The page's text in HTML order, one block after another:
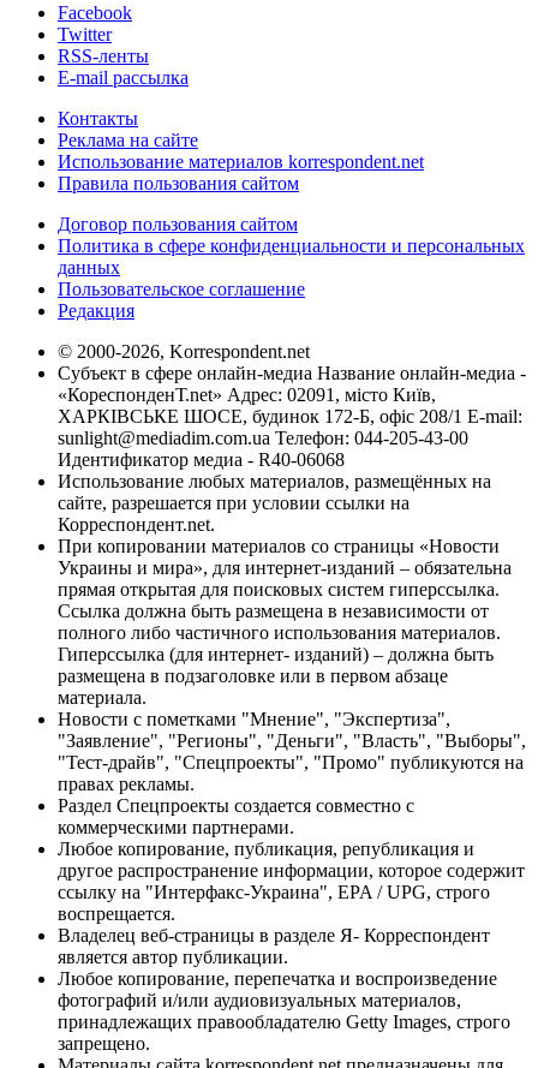
Facebook
Twitter
RSS-ленты
E-mail рассылка
Контакты
Реклама на сайте
Использование материалов korrespondent.net
Правила пользования сайтом
Договор пользования сайтом
Политика в сфере конфиденциальности и персональных
данных
Пользовательское соглашение
Редакция
© 2000-2026, Korrespondent.net
Субъект в сфере онлайн-медиа Название онлайн-медиа -
«КореспонденТ.net» Адрес: 02091, місто Київ,
ХАРКІВСЬКЕ ШОСЕ, будинок 172-Б, офіс 208/1 E-mail:
sunlight@mediadim.com.ua Телефон: 044-205-43-00
Идентификатор медиа - R40-06068
Использование любых материалов, размещённых на
сайте, разрешается при условии ссылки на
Корреспондент.net.
При копировании материалов со страницы «Новости
Украины и мира», для интернет-изданий – обязательна
прямая открытая для поисковых систем гиперссылка.
Ссылка должна быть размещена в независимости от
полного либо частичного использования материалов.
Гиперссылка (для интернет- изданий) – должна быть
размещена в подзаголовке или в первом абзаце
материала.
Новости с пометками "Мнение", "Экспертиза",
"Заявление", "Регионы", "Деньги", "Власть", "Выборы",
"Тест-драйв", "Спецпроекты", "Промо" публикуются на
правах рекламы.
Раздел Спецпроекты создается совместно с
коммерческими партнерами.
Любое копирование, публикация, републикация и
другое распространение информации, которое содержит
ссылку на "Интерфакс-Украина", EPA / UPG, строго
воспрещается.
Владелец веб-страницы в разделе Я- Корреспондент
является автор публикации.
Любое копирование, перепечатка и воспроизведение
фотографий и/или аудиовизуальных материалов,
принадлежащих правообладателю Getty Images, строго
запрещено.